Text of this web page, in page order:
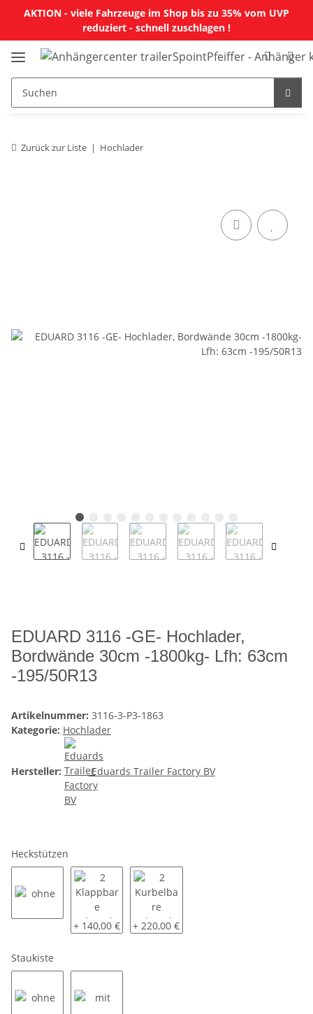
AKTION - viele Fahrzeuge im Shop bis zu 35% vom UVP
reduziert - schnell zuschlagen !
Zurück zur Liste Hochlader
EDUARD 3116 -GE- Hochlader,
Bordwände 30cm -1800kg- Lfh: 63cm
-195/50R13
Artikelnummer: 3116-3-P3-1863
Kategorie: Hochlader
Hersteller: Eduards Trailer Factory BV
Heckstützen
2 Klappbare Schwerlaststützen
+ 140,00 € 2 Kurbelbare Schwerlaststützen
+ 220,00 €
Staukiste